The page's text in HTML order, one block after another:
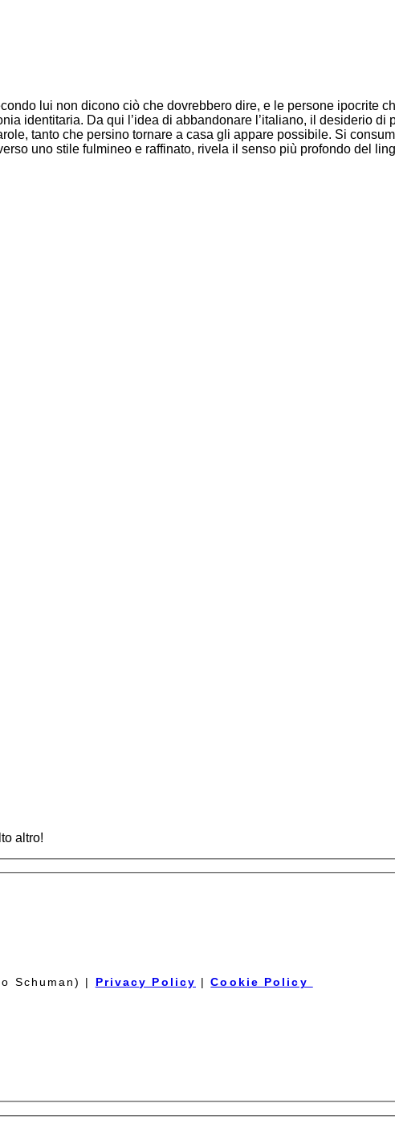
lui non dicono ciò che dovrebbero dire, e le persone ipocrite
identitaria. Da qui l’idea di abbandonare l’italiano, il desiderio
tanto che persino tornare a casa gli appare possibile. Si
uno stile fulmineo e raffinato, rivela il senso più profondo del
altro!
Schuman) | Privacy Policy |Cookie Policy